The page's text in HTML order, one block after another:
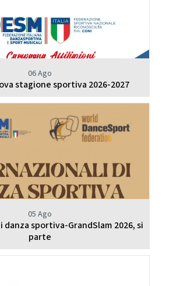
06 Ago
stagione sportiva 2026-2027
05 Ago
sportiva-GrandSlam 2026, si
parte